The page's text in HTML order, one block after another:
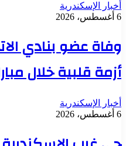
أخبار الإسكندرية
6 أغسطس، 2026
وفاة عضو بنادي
أزمة قلبية خلال
أخبار الإسكندرية
6 أغسطس، 2026